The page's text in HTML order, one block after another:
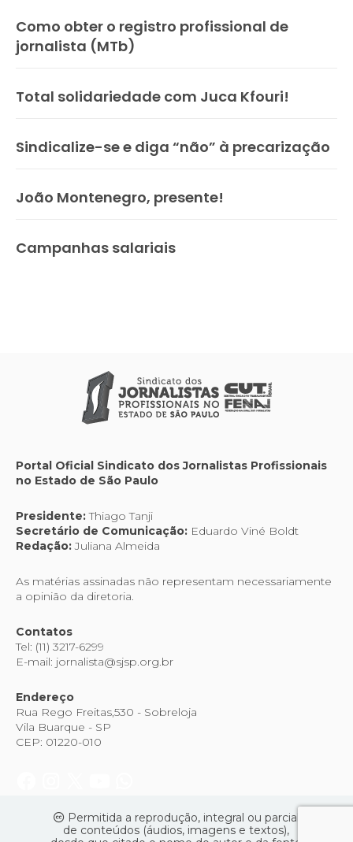
Como obter o registro profissional de
jornalista (MTb)
Total solidariedade com Juca Kfouri!
Sindicalize-se e diga “não” à precarização
João Montenegro, presente!
Campanhas salariais
Portal Oficial Sindicato dos Jornalistas Profissionais
no Estado de São Paulo
Presidente:Thiago Tanji
Secretário de Comunicação: Eduardo Viné Boldt
Redação:Juliana Almeida
As matérias assinadas não representam necessariamente
a opinião da diretoria.
Contatos
Tel: (11) 3217-6299
E-mail: jornalista@sjsp.org.br
Endereço
Rua Rego Freitas,530 - Sobreloja
Vila Buarque - SP
CEP: 01220-010
Permitida a reprodução, integral ou parcial
de conteúdos (áudios, imagens e textos),